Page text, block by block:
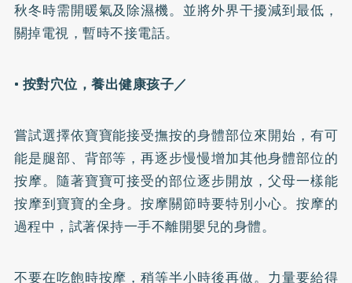
秋冬時需開暖氣及除濕機。並將外界干擾減到最低，
關掉電視，暫時不接電話。
• 按對穴位，養出健康孩子／
嘗試選擇依寶寶能接受撫按的身體部位來開始，有可
能是腿部、背部等，再逐步慢慢增加其他身體部位的
按摩。隨著寶寶可接受的部位逐步開放，父母一樣能
按摩到寶寶的全身。按摩關節時要特別小心。按摩的
過程中，試著保持一手不離開嬰兒的身體。
不要在吃飽時按摩，稍等半小時後再做。力量要給得